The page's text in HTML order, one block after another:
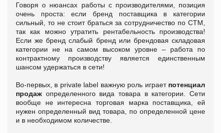
Говоря о нюансах работы с производителями, позиция
очень проста: если бренд поставщика в категории
сильный, то не стоит браться за сотрудничество по СТМ,
так как можно утратить рентабельность производства!
Если же бренд слабый бренд или брендовая складовая
категории не на самом высоком уровне – работа по
контрактному производству является единственным
шансом удержаться в сети!
Во-первых, в private label важную роль играет потенциал
продаж определенного вида товара в категории. Сети
вообще не интересна торговая марка поставщика, ей
нужен определенный вид товара, по определенной цене
и в необходимом количестве.